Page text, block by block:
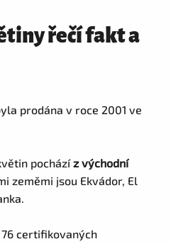
řečí fakt a
prodána v roce 2001 ve
pocházíz východní
zeměmi jsou Ekvádor, El
certifikovaných